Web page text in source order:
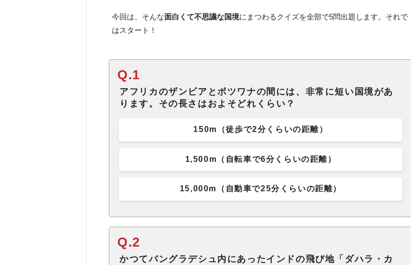
今回は、そんな面白くて不思議な国境にまつわるクイズを全部で5問出題します。それで
はスタート！
Q.1
アフリカのザンビアとボツワナの間には、非常に短い国境があ
ります。その長さはおよそどれくらい？
150m（徒歩で2分くらいの距離）
1,500m（自転車で6分くらいの距離）
15,000m（自動車で25分くらいの距離）
Q.2
かつてバングラデシュ内にあったインドの飛び地「ダハラ・カ